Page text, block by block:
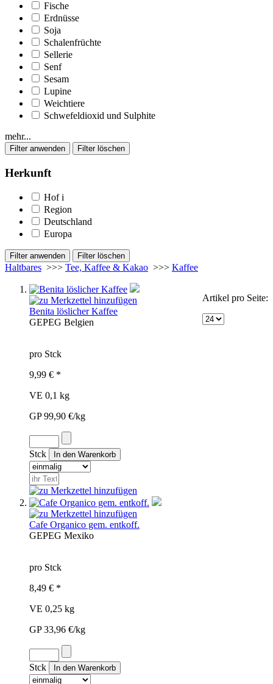
Fische
Erdnüsse
Soja
Schalenfrüchte
Sellerie
Senf
Sesam
Lupine
Weichtiere
Schwefeldioxid und Sulphite
mehr...
Herkunft
Hof i
Region
Deutschland
Europa
Haltbares >>> Tee, Kaffee & Kakao >>> Kaffee
Artikel pro Seite:
Benita löslicher Kaffee
GEPEG Belgien
pro Stck
9,99 € *
VE 0,1 kg
GP 99,90 €/kg
Stck
Cafe Organico gem. entkoff.
GEPEG Mexiko
pro Stck
8,49 € *
VE 0,25 kg
GP 33,96 €/kg
Stck